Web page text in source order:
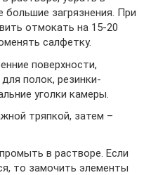
загрязнения. При
отмокать на 15-20
салфетку.
поверхности,
полок, резинки-
уголки камеры.
тряпкой, затем –
в растворе. Если
то замочить элементы